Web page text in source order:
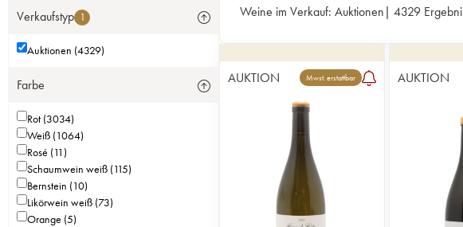
Verkaufstyp 1
Auktionen (4329)
Farbe
Rot (3034)
Weiß (1064)
Rosé (11)
Schaumwein weiß (115)
Bernstein (10)
Likörwein weiß (73)
Orange (5)
Weine im Verkauf: Auktionen| 4329
AUKTION Mwst. erstattbar AUKTION